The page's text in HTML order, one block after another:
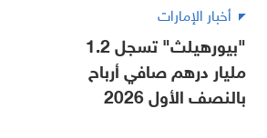
أخبار الإمارات
"بيورهيلث" تسجل 1.2
مليار درهم صافي أرباح
بالنصف الأول 2026